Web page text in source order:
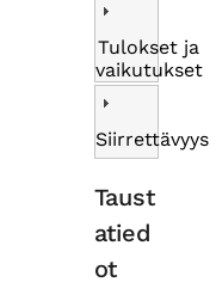
Tulokset ja
vaikutukset
Siirrettävyys
Taust
atied
ot